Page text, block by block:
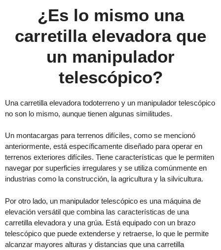
¿Es lo mismo una
carretilla elevadora que
un manipulador
telescópico?
Una carretilla elevadora todoterreno y un manipulador telescópico
no son lo mismo, aunque tienen algunas similitudes.
Un montacargas para terrenos difíciles, como se mencionó
anteriormente, está específicamente diseñado para operar en
terrenos exteriores difíciles. Tiene características que le permiten
navegar por superficies irregulares y se utiliza comúnmente en
industrias como la construcción, la agricultura y la silvicultura.
Por otro lado, un manipulador telescópico es una máquina de
elevación versátil que combina las características de una
carretilla elevadora y una grúa. Está equipado con un brazo
telescópico que puede extenderse y retraerse, lo que le permite
alcanzar mayores alturas y distancias que una carretilla